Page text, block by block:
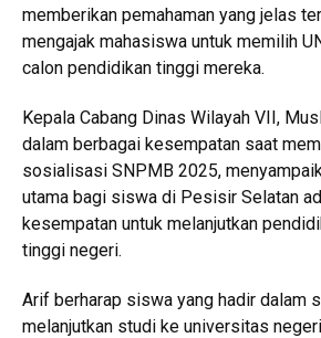
memberikan pemahaman yang jelas
mengajak mahasiswa untuk memilih
calon pendidikan tinggi mereka.
Kepala Cabang Dinas Wilayah VII,
dalam berbagai kesempatan saat
sosialisasi SNPMB 2025,
utama bagi siswa di Pesisir Selatan
kesempatan untuk melanjutkan
tinggi negeri.
Arif berharap siswa yang hadir dalam
melanjutkan studi ke universitas